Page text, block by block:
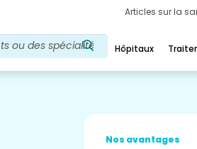
Articles sur la
Hôpitaux
Nos avantages